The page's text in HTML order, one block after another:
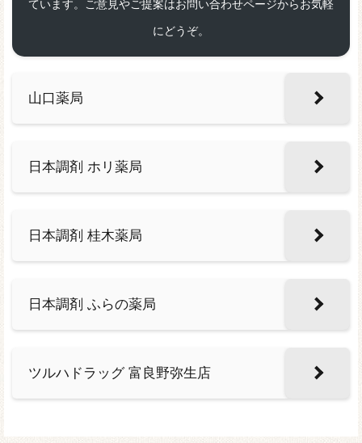
ています。ご意見やご提案はお問い合わせページからお気軽
にどうぞ。
山口薬局
日本調剤 ホリ薬局
日本調剤 桂木薬局
日本調剤 ふらの薬局
ツルハドラッグ 富良野弥生店